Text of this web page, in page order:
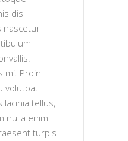
dis
nascetur
mi. Proin
volutpat
tellus,
nulla enim
turpis